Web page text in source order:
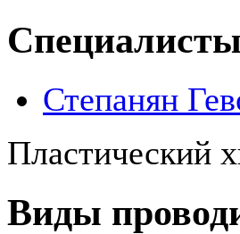
Специалисты
Степанян
Пластический
Виды